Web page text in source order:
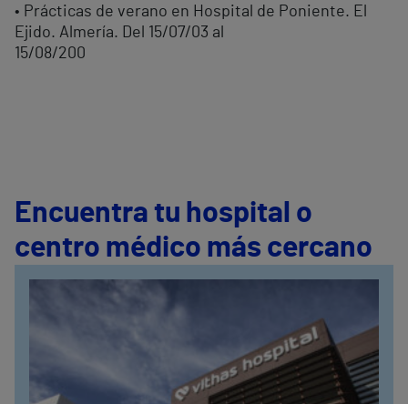
• Prácticas de verano en Hospital de Poniente. El
Ejido. Almería. Del 15/07/03 al
15/08/200
Encuentra tu hospital o
centro médico más cercano